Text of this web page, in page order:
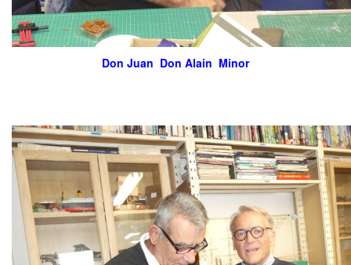
Don Juan Don Alain Minor